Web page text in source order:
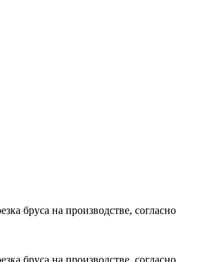
бруса на производстве, согласно